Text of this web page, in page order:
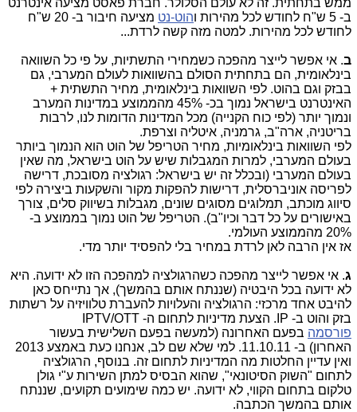
ממש בתחתית. זה לא עולם הסלולר. חברת פאסט מציעה אינטרנט
ב- 5 ש"ח לחודש לכל מהירות ו
הוט-נט
מציעה חיבור ב- 20 ש"ח
לחודש לכל מהירות. למטה מזה קשה לרדת...
ב. אי אפשר לייצר מהפכה כשמחירי התשתיות, על פי כל השוואה
בינלאומית, הם בתחתית הסולם בהשוואות לעולם המערבי, גם
בבזק וגם בהוט. לפי השוואות בינלאומית, מחיר התשתית +
האינטרנט בישראל נמוך בכ- 45% מהממוצע במדינות המערב
ונמוך יותר (לפי כוח הקנייה) מכל המדינות הדומות לנו, לרבות
בריטניה, ארה"ב, גרמניה, איטליה וצרפת.
לפי השוואות בינלאומיות, מחיר הטריפל של הוט הוא הנמוך ביותר
בעולם המערבי, למרות המגבלות שיש על הוט בישראל, מה שאין
בעולם המערבי (ובכלל זה יש בישראל: רגולציה מסובכת, דרישה
לפריסה אוניברסלית, דרישות להפקות מקור והשקעות ביצירה לפי
סיווג מוכתב, תמלוגים מסוגים שונים, מגבלות בשיווק סלים, צורך
באישורים על כל דבר וכיו"ב). הטריפל של הוט נמוך בממוצע ב-
20% מהממוצע העולמי.
אז אין הרבה לאן לרדת במחיר בלי להפסיד יותר מדי.
ג. אי אפשר לייצר מהפכה כשהרגולציה למהפכה הזו לא ידועה. היא
לא ידועה בכל היבטיה (שננתח אותם בהמשך), אך נתייחס כאן
להיבט אחד מרכזי: הרגולציה והעלויות להעברת טלוויזיה על רשתות
בזק והוט ב- IP. הצעת מדיניות לתחום ה- IPTV/OTT
פורסמה בפעם האחרונה (למעשה בפעם השלישית בעשור
האחרון) ב- 11.10.11. למי שלא שם לב, אנחנו כעת באמצע 2013
ואין עדיין החלטות מה המדיניות לתחום זה. בנוסף, הרגולציה
לתחום "השוק הסיטונאי", שהוא הבסיס למתן השירות ע"י גולן
טלקום בתחום הקווי, לא ידועה. יש כמה שימועים תקועים, שננתח
אותם בהמשך הכתבה.